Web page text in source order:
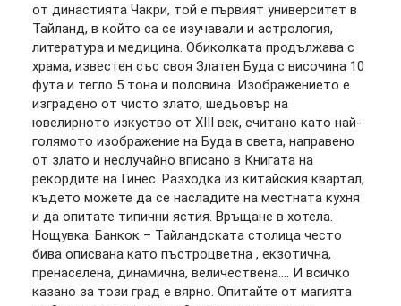
от династията Чакри, той е първият университет в
Тайланд, в който са се изучавали и астрология,
литература и медицина. Обиколката продължава с
храма, известен със своя Златен Буда с височина 10
фута и тегло 5 тона и половина. Изображението е
изградено от чисто злато, шедьовър на
ювелирното изкуство от XIII век, считано като най-
голямото изображение на Буда в света, направено
от злато и неслучайно вписано в Книгата на
рекордите на Гинес. Разходка из китайския квартал,
където можете да се насладите на местната кухня
и да опитате типични ястия. Връщане в хотела.
Нощувка. Банкок – Тайландската столица често
бива описвана като пъстроцветна , екзотична,
пренаселена, динамична, величествена…. И всичко
казано за този град е вярно. Опитайте от магията